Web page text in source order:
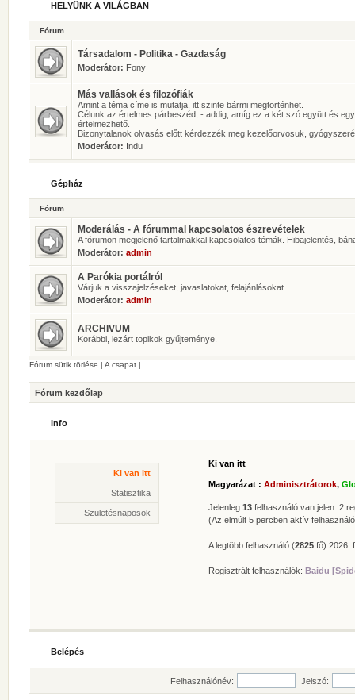
HELYÜNK A VILÁGBAN
Fórum
Társadalom - Politika - Gazdaság
Moderátor: Fony
Más vallások és filozófiák
Amint a téma címe is mutatja, itt szinte bármi megtörténhet.
Célunk az értelmes párbeszéd, - addig, amíg ez a két szó együtt és
értelmezhető.
Bizonytalanok olvasás előtt kérdezzék meg kezelőorvosuk,
Moderátor: Indu
Gépház
Fórum
Moderálás - A fórummal kapcsolatos észrevételek
A fórumon megjelenő tartalmakkal kapcsolatos témák. Hibajelentés,
Moderátor: admin
A Parókia portálról
Várjuk a visszajelzéseket, javaslatokat, felajánlásokat.
Moderátor: admin
ARCHIVUM
Korábbi, lezárt topikok gyűjteménye.
Fórum sütik törlése | A csapat |
Fórum kezdőlap
Info
Ki van itt
Ki van itt
Magyarázat : Adminisztrátorok,
Jelenleg 13 felhasználó van jelen: 2
(Az elmúlt 5 percben aktív
A legtöbb felhasználó (2825 fő) 2026.
Regisztrált felhasználók: Baidu
Statisztika
Statisztika
* Hozzászólások száma:
62622
* Témák száma:
* Felhasználók száma: 606
* Legújabb regisztrált tagunk:Zolee
Születésnaposok
Belépés
Felhasználónév: Jelszó: